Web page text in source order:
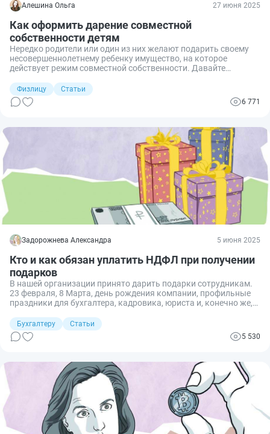
Алешина Ольга 27 июня 2025
Как оформить дарение совместной
собственности детям
Нередко родители или один из них желают подарить своему
несовершеннолетнему ребенку имущество, на которое
действует режим совместной собственности. Давайте
несовершеннолетним детям такого имущества.
Физлицу
Статьи
6 771
Задорожнева Александра 5 июня 2025
Кто и как обязан уплатить НДФЛ при получении
подарков
В нашей организации принято дарить подарки сотрудникам.
23 февраля, 8 Марта, день рождения компании, профильные
праздники для бухгалтера, кадровика, юриста и, конечно же,
презенты. Но в некоторых случаях недостаточно просто
передать подарок: нужно оформить договор дарения и
заплатить налог. Кому и как — расскажу в статье.
Бухгалтеру
Статьи
5 530